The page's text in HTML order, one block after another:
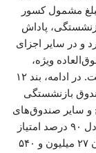
مشمول کسور
پاداش
و در سایر اجزای
ویژه،
فوق‌العاده جذب و اضافه‌کار تأثیری نخواهد داشت. در ادامه، بند ۱۲
بازنشستگی
و سایر صندوق‌های
بازنشستگی وابسته به دستگاه‌های اجرایی، معادل ۹۰ درصد امتیاز
فوق‌العاده خاص بند ۴ را برقرار کرده که رقم آن ۲۷ میلیون و ۵۴۰